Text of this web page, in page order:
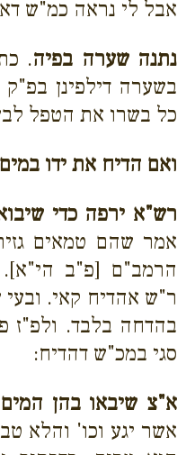
אבל לי נראה כמ"ש
נתנה שערה בפיה.
בשערה דילפינן
כל בשרו את הטפל
ואם הדיח את ידו במים
רש"א ירפה כדי
אמר שהם טמאים
הרמב"ם [פ"ב
ר"ש אהדיח קאי.
בהדחה בלבד. ולפ"ז
סגי במכ"ש דהדיח:
א"צ שיבאו בהן המים
אשר יגע וכו' והלא